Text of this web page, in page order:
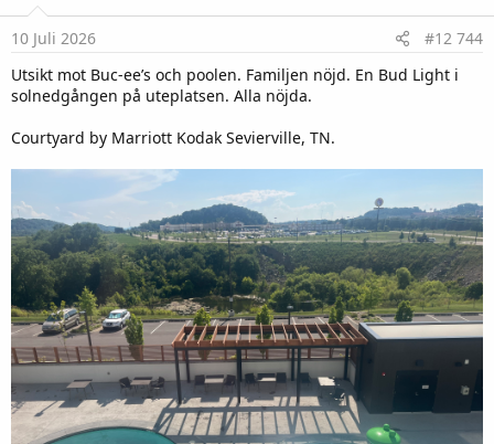
:
10 Juli 2026
#12 744
Utsikt mot Buc-ee’s och poolen. Familjen nöjd. En Bud Light i
solnedgången på uteplatsen. Alla nöjda.
Courtyard by Marriott Kodak Sevierville, TN.